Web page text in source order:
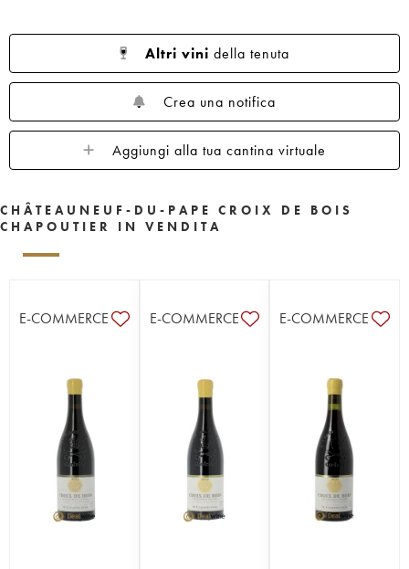
Altri vini della tenuta
Crea una notifica
Aggiungi alla tua cantina virtuale
CHÂTEAUNEUF-DU-PAPE CROIX DE BOIS
CHAPOUTIER IN VENDITA
E-COMMERCE E-COMMERCE E-COMMERCE